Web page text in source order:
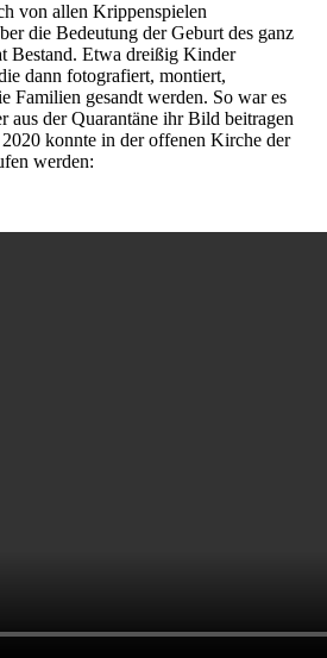
von allen Krippenspielen
die Bedeutung der Geburt des ganz
Bestand. Etwa dreißig Kinder
dann fotografiert, montiert,
Familien gesandt werden. So war es
aus der Quarantäne ihr Bild beitragen
konnte in der offenen Kirche der
werden: